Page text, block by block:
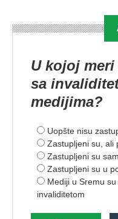
U kojoj
sa
medijima?
Uopšte nisu
Zastupljeni su, ali
Zastupljeni su
Zastupljeni su u
Mediji u Sremu
invaliditetom